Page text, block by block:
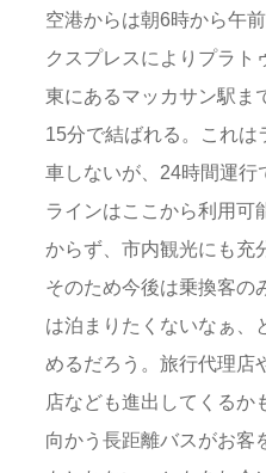
空港からは朝6時から午
クスプレスによりプラト
東にあるマッカサン駅ま
15分で結ばれる。これは
車しないが、24時間運行
ラインはここから利用可
からず、市内観光にも充
そのため今後は乗換客の
は泊まりたくないなぁ、
めるだろう。旅行代理店
店なども進出してくるか
向かう長距離バスがお客